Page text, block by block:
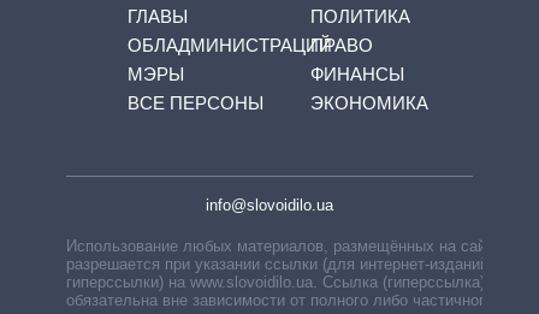
ГЛАВЫ
ОБЛАДМИНИСТРАЦИЙ
МЭРЫ
ВСЕ ПЕРСОНЫ
ПОЛИТИКА
ПРАВО
ФИНАНСЫ
ЭКОНОМИКА
info@slovoidilo.ua
Использование любых материалов, размещённых на сайте,
разрешается при указании ссылки (для интернет-изданий —
гиперссылки) на www.slovoidilo.ua. Ссылка (гиперссылка)
обязательна вне зависимости от полного либо частичного